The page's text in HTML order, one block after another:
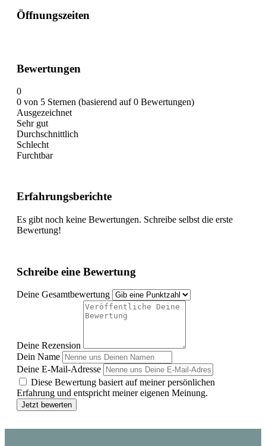
Öffnungszeiten
Bewertungen
0
0 von 5 Sternen (basierend auf 0 Bewertungen)
Ausgezeichnet
Sehr gut
Durchschnittlich
Schlecht
Furchtbar
Erfahrungsberichte
Es gibt noch keine Bewertungen. Schreibe selbst die erste
Bewertung!
Schreibe eine Bewertung
Deine Gesamtbewertung
Deine Rezension
Dein Name
Deine E-Mail-Adresse
Diese Bewertung basiert auf meiner persönlichen
Erfahrung und entspricht meiner eigenen Meinung.
Jetzt bewerten